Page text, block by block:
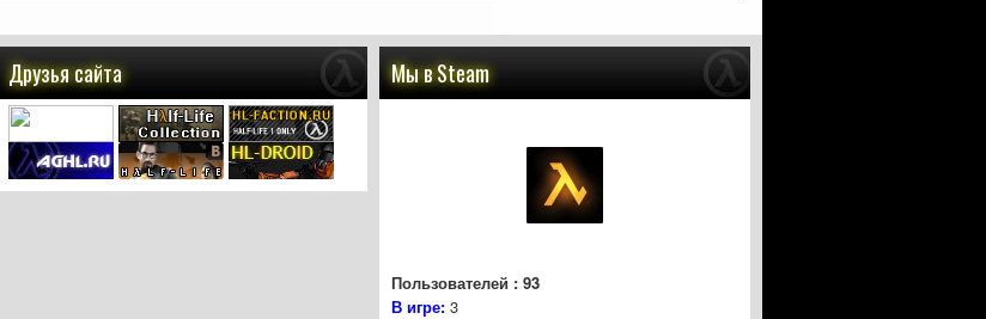
Друзья сайта Мы в Steam
Пользователей : 93
В игре: 3